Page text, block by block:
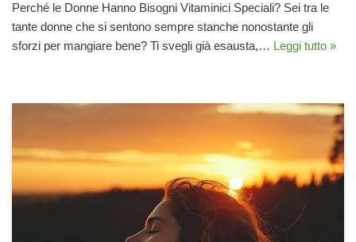
Perché le Donne Hanno Bisogni Vitaminici Speciali? Sei tra le
tante donne che si sentono sempre stanche nonostante gli
sforzi per mangiare bene? Ti svegli già esausta,… Leggi tutto »